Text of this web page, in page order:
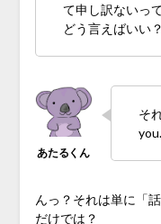
て申し訳ないっ
どう言えばいい？
そ
んっ？それは単に「
だけでは？